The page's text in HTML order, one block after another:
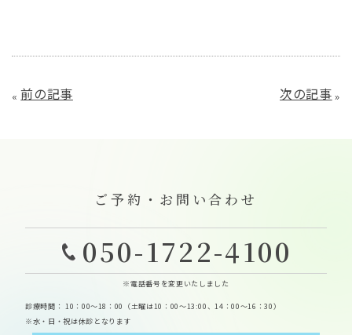
«前の記事 次の記事»
ご予約・お問い合わせ
050-1722-4100
※電話番号を変更いたしました
診療時間： 10：00～18：00（土曜は10：00～13:00、14：00～16：30）
※水・日・祝は休診となります